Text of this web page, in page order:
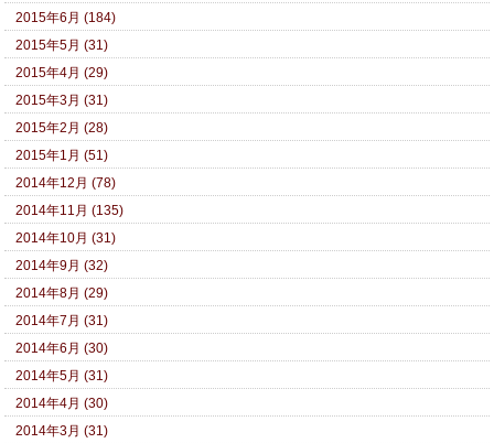
2015年6月 (184)
2015年5月 (31)
2015年4月 (29)
2015年3月 (31)
2015年2月 (28)
2015年1月 (51)
2014年12月 (78)
2014年11月 (135)
2014年10月 (31)
2014年9月 (32)
2014年8月 (29)
2014年7月 (31)
2014年6月 (30)
2014年5月 (31)
2014年4月 (30)
2014年3月 (31)